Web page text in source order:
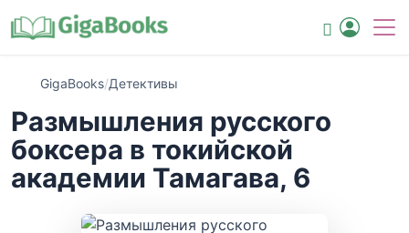
GigaBooks/Детективы
Размышления русского
боксера в токийской
академии Тамагава, 6